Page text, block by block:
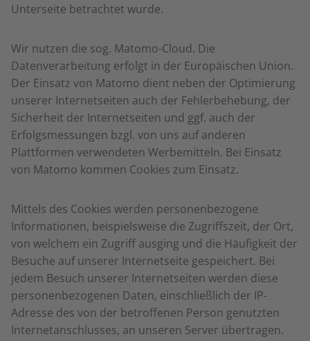
Unterseite betrachtet wurde.
Wir nutzen die sog. Matomo-Cloud. Die
Datenverarbeitung erfolgt in der Europäischen Union.
Der Einsatz von Matomo dient neben der Optimierung
unserer Internetseiten auch der Fehlerbehebung, der
Sicherheit der Internetseiten und ggf. auch der
Erfolgsmessungen bzgl. von uns auf anderen
Plattformen verwendeten Werbemitteln. Bei Einsatz
von Matomo kommen Cookies zum Einsatz.
Mittels des Cookies werden personenbezogene
Informationen, beispielsweise die Zugriffszeit, der Ort,
von welchem ein Zugriff ausging und die Häufigkeit der
Besuche auf unserer Internetseite gespeichert. Bei
jedem Besuch unserer Internetseiten werden diese
personenbezogenen Daten, einschließlich der IP-
Adresse des von der betroffenen Person genutzten
Internetanschlusses, an unseren Server übertragen.